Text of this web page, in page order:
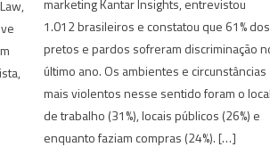
marketing Kantar Insights, entrevistou
1.012 brasileiros e constatou que 61% dos
pretos e pardos sofreram discriminação
último ano. Os ambientes e circunstâncias
mais violentos nesse sentido foram o local
de trabalho (31%), locais públicos (26%) e
enquanto faziam compras (24%). […]